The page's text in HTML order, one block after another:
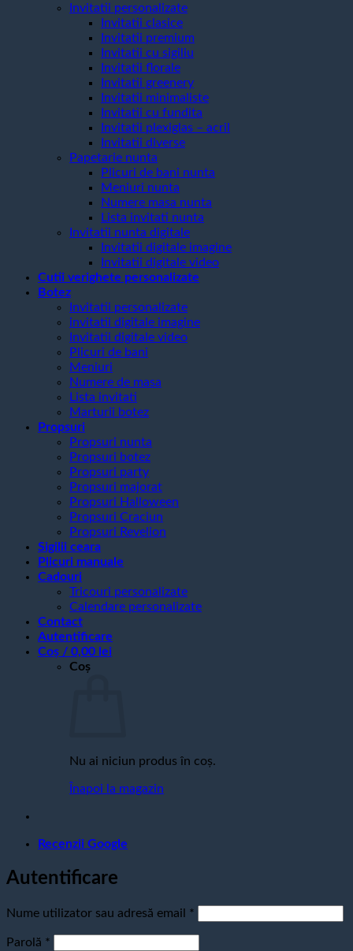
Invitatii personalizate
Invitatii clasice
Invitatii premium
Invitatii cu sigiliu
Invitatii florale
Invitatii greenery
Invitatii minimaliste
Invitatii cu fundita
Invitatii plexiglas – acril
Invitatii diverse
Papetarie nunta
Plicuri de bani nunta
Meniuri nunta
Numere masa nunta
Lista invitati nunta
Invitatii nunta digitale
Invitatii digitale imagine
Invitatii digitale video
Cutii verighete personalizate
Botez
Invitatii personalizate
invitatii digitale imagine
Invitatii digitale video
Plicuri de bani
Meniuri
Numere de masa
Lista invitati
Marturii botez
Propsuri
Propsuri nunta
Propsuri botez
Propsuri party
Propsuri majorat
Propsuri Halloween
Propsuri Craciun
Propsuri Revelion
Sigilii ceara
Plicuri manuale
Cadouri
Tricouri personalizate
Calendare personalizate
Contact
Autentificare
Coș / 0,00 lei
Coș
Nu ai niciun produs în coș.
Înapoi la magazin
Recenzii Google
Autentificare
Nume utilizator sau adresă email *
Parolă *